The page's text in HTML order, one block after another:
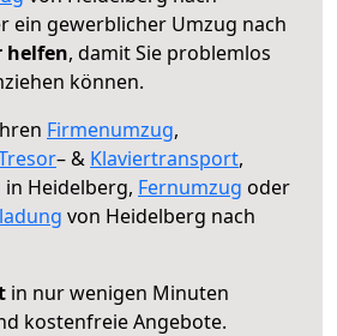
ein gewerblicher Umzug nach
helfen, damit Sie problemlos
können.
Firmenumzug,
– & Klaviertransport,
in Heidelberg, Fernumzug oder
von Heidelberg nach
in nur wenigen Minuten
kostenfreie Angebote.